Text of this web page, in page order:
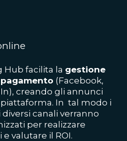
Hub facilita la gestione
(Facebook,
creando gli annunci
In tal modo i
canali verranno
per realizzare
valutare il ROI.